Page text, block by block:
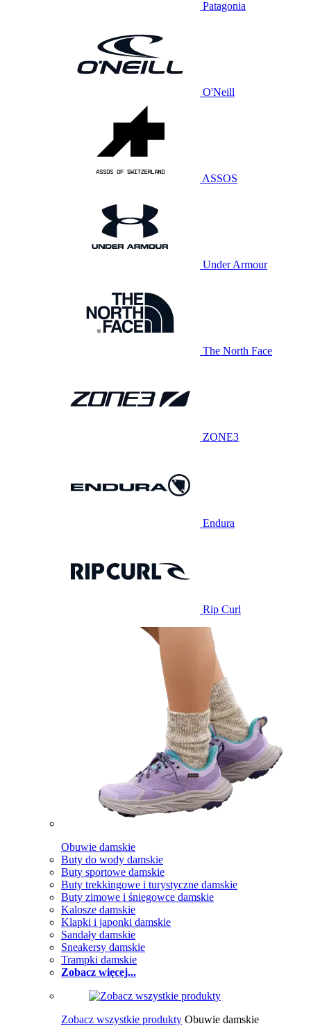
Patagonia
O'Neill
ASSOS
Under Armour
The North Face
ZONE3
Endura
Rip Curl
Obuwie damskie
Buty do wody damskie
Buty sportowe damskie
Buty trekkingowe i turystyczne damskie
Buty zimowe i śniegowce damskie
Kalosze damskie
Klapki i japonki damskie
Sandały damskie
Sneakersy damskie
Trampki damskie
Zobacz więcej...
Zobacz wszystkie produkty Obuwie damskie